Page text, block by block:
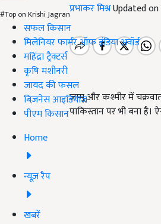
#Top on Krishi Jagran
सफल किसान
मिलेनियर फार्मर ऑफ इंडिया अवॉर्ड
महिंद्रा ट्रैक्टर्स
कृषि मशीनरी
जायद की फसल
बिज़नेस आइडियाज
पीएम किसान
Home
न्यूज़ रैप
खबरें
प्रभाकर मिश्रUpdated on
जम्मू और कश्मीर में
पाकिस्तान पर भी बना है।